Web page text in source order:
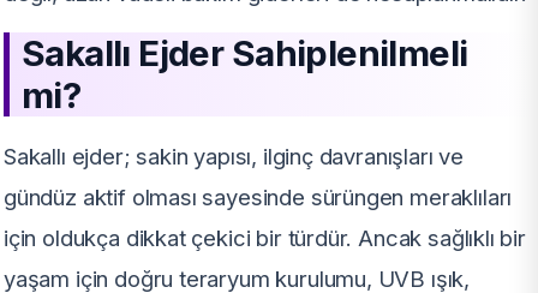
Sakallı Ejder Sahiplenilmeli
mi?
Sakallı ejder; sakin yapısı, ilginç davranışları ve
gündüz aktif olması sayesinde sürüngen meraklıları
için oldukça dikkat çekici bir türdür. Ancak sağlıklı bir
yaşam için doğru teraryum kurulumu, UVB ışık,